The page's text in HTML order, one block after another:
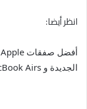
انظر أيضا:
الجديدة و M4 MacBook Airs معروضة بالفعل للبيع